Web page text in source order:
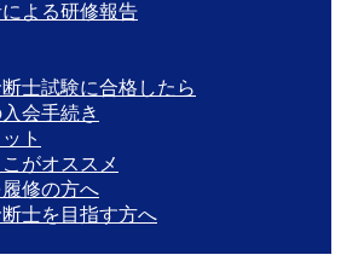
よる研修報告
士試験に合格したら
会手続き
ト
がオススメ
修の方へ
士を目指す方へ